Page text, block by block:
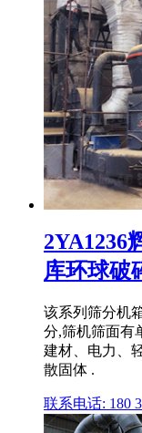
2YA1236
库环球破
该系列筛分机
分,筛机筛面有
建材、电力、
散固体 .
联系电话: 180